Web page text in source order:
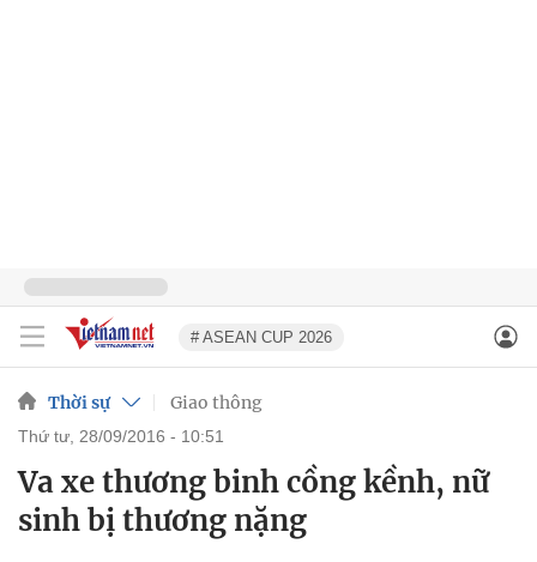
# ASEAN CUP 2026
Thời sự Giao thông
thứ tư, 28/09/2016 - 10:51
Va xe thương binh cồng kềnh, nữ
sinh bị thương nặng